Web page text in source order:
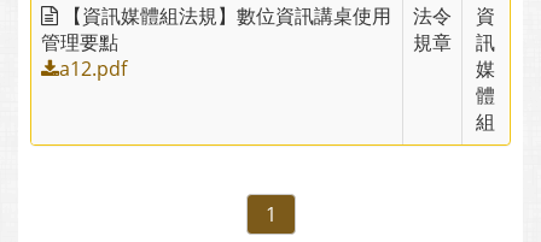
【資訊媒體組法規】數位資訊講桌使用
管理要點
a12.pdf
法令
規章
資
訊
媒
體
組
1